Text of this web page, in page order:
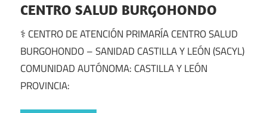
CENTRO SALUD BURGOHONDO
⚕️ CENTRO DE ATENCIÓN PRIMARÍA CENTRO SALUD
BURGOHONDO – SANIDAD CASTILLA Y LEÓN (SACYL)
COMUNIDAD AUTÓNOMA: CASTILLA Y LEÓN
PROVINCIA: